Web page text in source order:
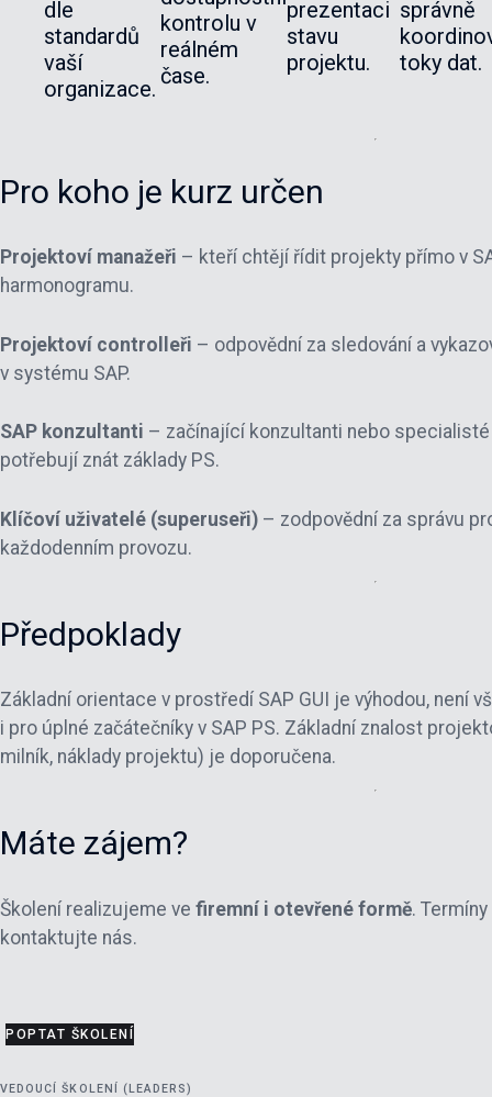
dle
standardů
vaší
organizace.
kontrolu v
reálném
čase.
prezentaci
stavu
projektu.
správně
toky dat.
Pro koho je kurz určen
Projektoví manažeři – kteří chtějí řídit projekty přímo v
harmonogramu.
Projektoví controlleři – odpovědní za sledování a
v systému SAP.
SAP konzultanti – začínající konzultanti nebo
potřebují znát základy PS.
Klíčoví uživatelé (superuseři) – zodpovědní za správu
každodenním provozu.
Předpoklady
Základní orientace v prostředí SAP GUI je výhodou, není
i pro úplné začátečníky v SAP PS. Základní znalost
milník, náklady projektu) je doporučena.
Máte zájem?
Školení realizujeme ve firemní i otevřené formě.
kontaktujte nás.
POPTAT ŠKOLENÍ
VEDOUCÍ ŠKOLENÍ (LEADERS)